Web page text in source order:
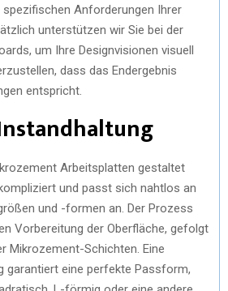
Anforderungen Ihrer
unterstützen wir Sie bei der
um Ihre Designvisionen visuell
dass das Endergebnis
entspricht.
Arbeitsplatten gestaltet
und passt sich nahtlos an
und -formen an. Der Prozess
Vorbereitung der Oberfläche, gefolgt
Mikrozement-Schichten. Eine
garantiert eine perfekte Passform,